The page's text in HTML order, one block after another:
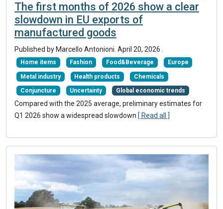
The first months of 2026 show a clear
slowdown in EU exports of
manufactured goods
Published by Marcello Antonioni April 20, 2026
Home items Fashion Food&Beverage Europe
Metal industry Health products Chemicals
Conjuncture Uncertainty Global economic trends
Compared with the 2025 average, preliminary estimates for
Q1 2026 show a widespread slowdown [ Read all ]